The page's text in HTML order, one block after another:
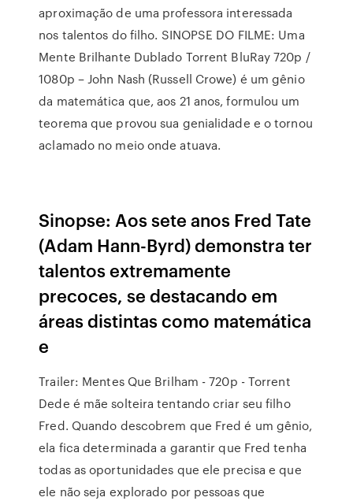
aproximação de uma professora interessada
nos talentos do filho. SINOPSE DO FILME: Uma
Mente Brilhante Dublado Torrent BluRay 720p /
1080p – John Nash (Russell Crowe) é um gênio
da matemática que, aos 21 anos, formulou um
teorema que provou sua genialidade e o tornou
aclamado no meio onde atuava.
Sinopse: Aos sete anos Fred Tate
(Adam Hann-Byrd) demonstra ter
talentos extremamente
precoces, se destacando em
áreas distintas como matemática
e
Trailer: Mentes Que Brilham - 720p - Torrent
Dede é mãe solteira tentando criar seu filho
Fred. Quando descobrem que Fred é um gênio,
ela fica determinada a garantir que Fred tenha
todas as oportunidades que ele precisa e que
ele não seja explorado por pessoas que